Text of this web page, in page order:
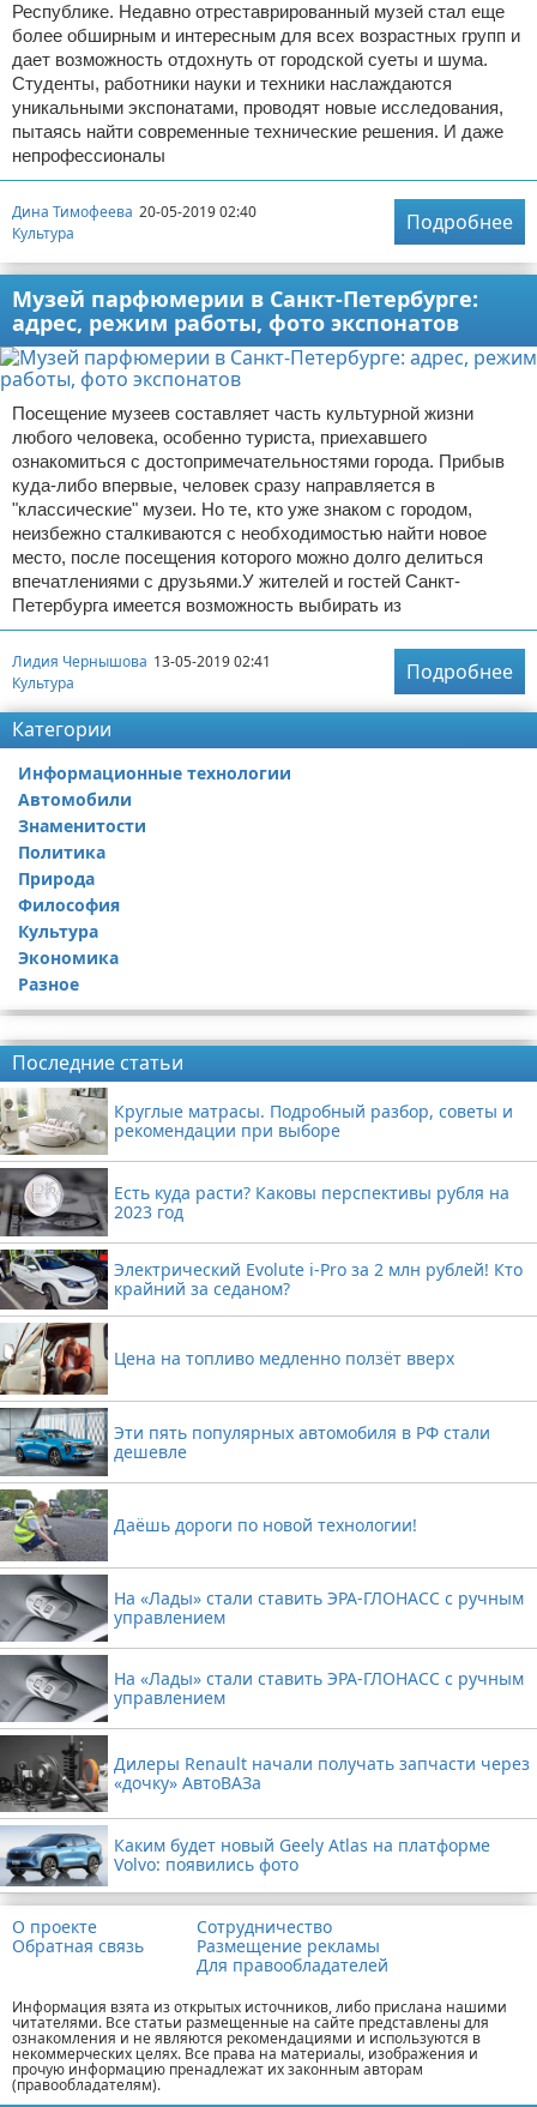
Республике. Недавно отреставрированный музей стал еще
более обширным и интересным для всех возрастных групп и
дает возможность отдохнуть от городской суеты и шума.
Студенты, работники науки и техники наслаждаются
уникальными экспонатами, проводят новые исследования,
пытаясь найти современные технические решения. И даже
непрофессионалы
Дина Тимофеева 20-05-2019 02:40
Культура
Подробнее
Музей парфюмерии в Санкт-Петербурге:
адрес, режим работы, фото экспонатов
Посещение музеев составляет часть культурной жизни
любого человека, особенно туриста, приехавшего
ознакомиться с достопримечательностями города. Прибыв
куда-либо впервые, человек сразу направляется в
"классические" музеи. Но те, кто уже знаком с городом,
неизбежно сталкиваются с необходимостью найти новое
место, после посещения которого можно долго делиться
впечатлениями с друзьями.У жителей и гостей Санкт-
Петербурга имеется возможность выбирать из
Лидия Чернышова 13-05-2019 02:41
Культура
Подробнее
Категории
Информационные технологии
Автомобили
Знаменитости
Политика
Природа
Философия
Культура
Экономика
Разное
Последние статьи
Круглые матрасы. Подробный разбор, советы и
рекомендации при выборе
Есть куда расти? Каковы перспективы рубля на
2023 год
Электрический Evolute i-Pro за 2 млн рублей! Кто
крайний за седаном?
Цена на топливо медленно ползёт вверх
Эти пять популярных автомобиля в РФ стали
дешевле
Даёшь дороги по новой технологии!
На «Лады» стали ставить ЭРА-ГЛОНАСС с ручным
управлением
На «Лады» стали ставить ЭРА-ГЛОНАСС с ручным
управлением
Дилеры Renault начали получать запчасти через
«дочку» АвтоВАЗа
Каким будет новый Geely Atlas на платформе
Volvo: появились фото
О проекте
Обратная связь
Сотрудничество
Размещение рекламы
Для правообладателей
Информация взята из открытых источников, либо прислана нашими
читателями. Все статьи размещенные на сайте представлены для
ознакомления и не являются рекомендациями и используются в
некоммерческих целях. Все права на материалы, изображения и
прочую информацию пренадлежат их законным авторам
(правообладателям).